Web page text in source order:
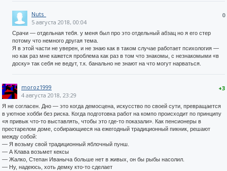
0
Nuts_
5 августа 2018, 00:04
Срачи — отдельная тебя. у меня был про это отдельный абзац но я его стер
потому что немного другая тема.
Я в этой части не уверен, и не знаю как в таком случае работает психология —
но как раз мне кажется проблема как раз в том что знакомы, с незнакомыми «в
доску» так себя не ведут, т.к. банально не знают на что могут нарваться.
+3
moroz1999
4 августа 2018, 23:29
Я не согласен. Дно — это когда демосцена, искусство по своей сути, превращается
в уютное хобби без риска. Когда подготовка работ на компо происходит по принципу
«я привык что-то выставлять, чтобы это где-то показали». Как пенсионеры в
престарелом доме, собирающиеся на ежегодный традиционный пикник, решают
между собой:
— Я возьму свой традиционный яблочный пунш.
— А Клава возьмет кексы
— Жалко, Степан Иваныча больше нет в живых, он бы рыбы насолил.
— Ну, надеюсь, хоть демку кто-то сделает